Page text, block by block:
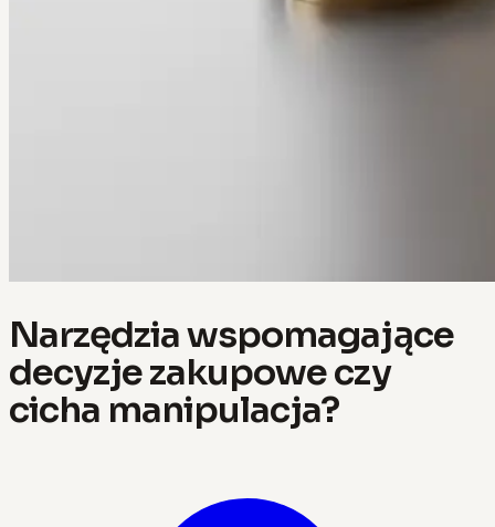
Narzędzia wspomagające
decyzje zakupowe czy
cicha manipulacja?